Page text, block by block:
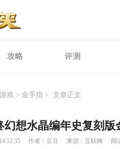
攻略 评测
游戏 > 金手指 > 文章正文
幻想水晶编年史复刻
作者：豆豆 来源：互联网 阅